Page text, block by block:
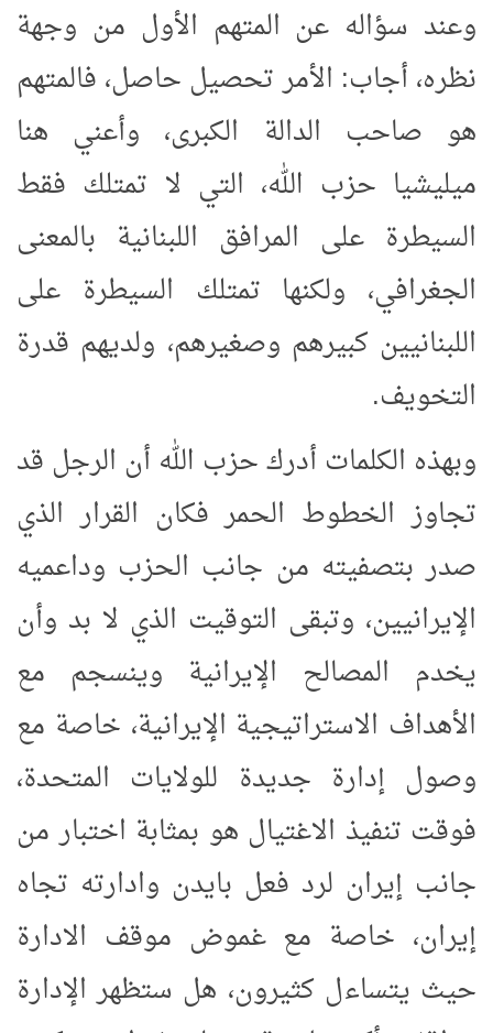
وعند سؤاله عن المتهم الأول من وجهة
نظره، أجاب: الأمر تحصيل حاصل، فالمتهم
هو صاحب الدالة الكبرى، وأعني هنا
ميليشيا حزب الله، التي لا تمتلك فقط
السيطرة على المرافق اللبنانية بالمعنى
الجغرافي، ولكنها تمتلك السيطرة على
اللبنانيين كبيرهم وصغيرهم، ولديهم قدرة
التخويف.
وبهذه الكلمات أدرك حزب الله أن الرجل قد
تجاوز الخطوط الحمر فكان القرار الذي
صدر بتصفيته من جانب الحزب وداعميه
الإيرانيين، وتبقى التوقيت الذي لا بد وأن
يخدم المصالح الإيرانية وينسجم مع
الأهداف الاستراتيجية الإيرانية، خاصة مع
وصول إدارة جديدة للولايات المتحدة،
فوقت تنفيذ الاغتيال هو بمثابة اختبار من
جانب إيران لرد فعل بايدن وادارته تجاه
إيران، خاصة مع غموض موقف الادارة
حيث يتساءل كثيرون، هل ستظهر الإدارة